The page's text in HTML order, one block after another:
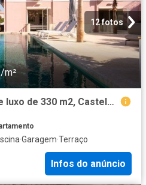
12 fotos
m²
à venda Apartamento de luxo de 330 m2, Castelo Sao Jorge Castelo, Lisboa
·Garagem·Terraço
Infos do anúncio